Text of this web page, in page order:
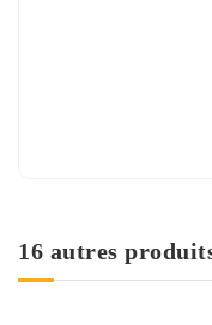
16 autres